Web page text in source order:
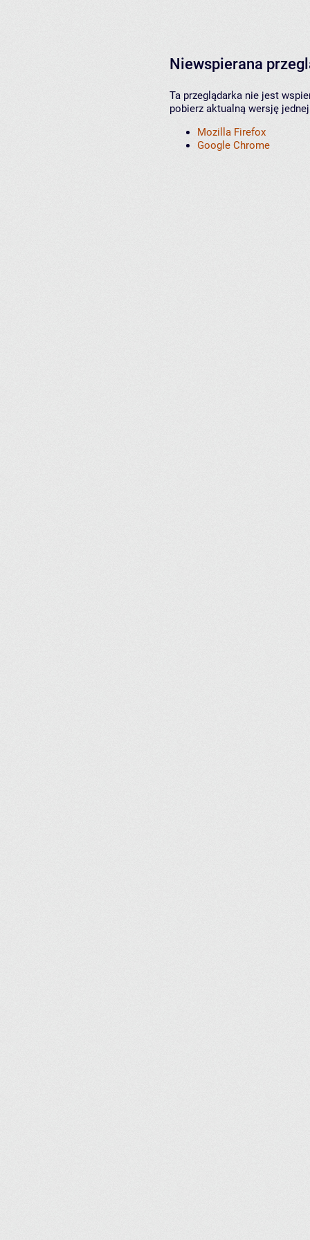
Niewspierana
Ta przeglądarka nie jest
pobierz aktualną wersję
Mozilla Firefox
Google Chrome